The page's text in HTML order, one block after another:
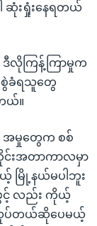
ဆုံးရှုံးနေရတယ်
ဒီလိုကြန့်ကြာမှုက
စွဲခံရသူတွေ
ယ်။
အမှုတွေက စစ်
အတာကာလမှာ
မြို့နယ်မပါဘူး
ဖွင့် လည်း ကိုယ့်
လုပ်တယ်ဆိုပေမယ့်